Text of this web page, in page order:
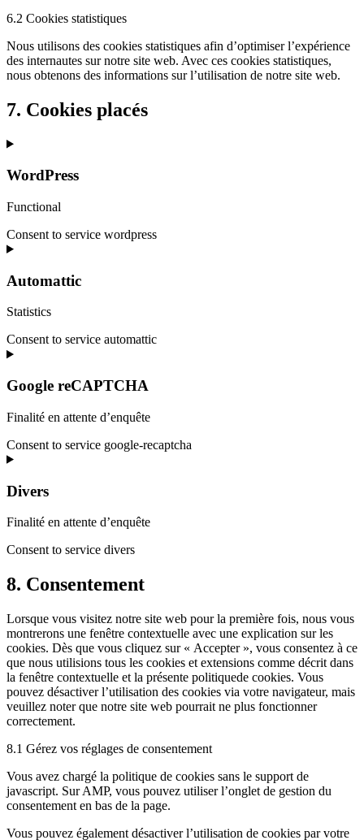
6.2 Cookies statistiques
Nous utilisons des cookies statistiques afin d’optimiser l’expérience
des internautes sur notre site web. Avec ces cookies statistiques,
nous obtenons des informations sur l’utilisation de notre site web.
7. Cookies placés
WordPress
Functional
Consent to service wordpress
Automattic
Statistics
Consent to service automattic
Google reCAPTCHA
Finalité en attente d’enquête
Consent to service google-recaptcha
Divers
Finalité en attente d’enquête
Consent to service divers
8. Consentement
Lorsque vous visitez notre site web pour la première fois, nous vous
montrerons une fenêtre contextuelle avec une explication sur les
cookies. Dès que vous cliquez sur « Accepter », vous consentez à ce
que nous utilisions tous les cookies et extensions comme décrit dans
la fenêtre contextuelle et la présente politiquede cookies. Vous
pouvez désactiver l’utilisation des cookies via votre navigateur, mais
veuillez noter que notre site web pourrait ne plus fonctionner
correctement.
8.1 Gérez vos réglages de consentement
Vous avez chargé la politique de cookies sans le support de
javascript. Sur AMP, vous pouvez utiliser l’onglet de gestion du
consentement en bas de la page.
Vous pouvez également désactiver l’utilisation de cookies par votre